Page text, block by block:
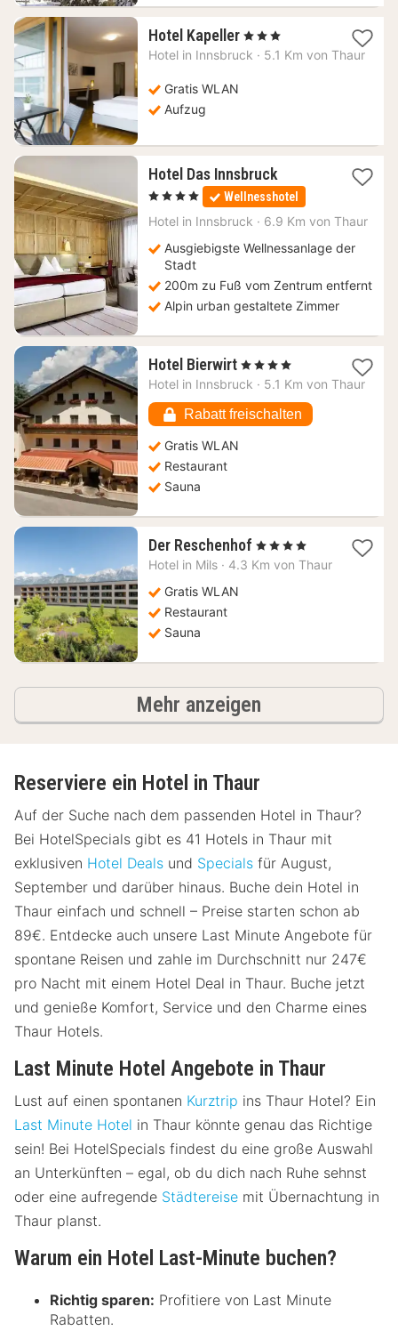
Hotel Kapeller 1
Nacht
, 3 Sterne
Hotel in Innsbruck · 5.1 Km von Thaur
Gratis WLAN
Aufzug
Hotel Das Innsbruck2
Nächte
ab
202,50
, 4 Sterne Wellnesshotel
Hotel in Innsbruck · 6.9 Km von Thaur
Ausgiebigste Wellnessanlage der
Stadt
200m zu Fuß vom Zentrum entfernt
Alpin urban gestaltete Zimmer
Hotel Bierwirt 1
Nacht
115,36
€
, 4 Sterne
Hotel in Innsbruck · 5.1 Km von Thaur
Rabatt freischalten
Gratis WLAN
Restaurant
Sauna
Der Reschenhof 1
Nacht
, 4 Sterne
Hotel in Mils · 4.3 Km von Thaur
Gratis WLAN
Restaurant
Sauna
Mehr anzeigen
Reserviere ein Hotel in Thaur
Auf der Suche nach dem passenden Hotel in Thaur?
Bei HotelSpecials gibt es 41 Hotels in Thaur mit
exklusiven Hotel Deals und Specials für August,
September und darüber hinaus. Buche dein Hotel in
Thaur einfach und schnell – Preise starten schon ab
89€. Entdecke auch unsere Last Minute Angebote für
spontane Reisen und zahle im Durchschnitt nur 247€
pro Nacht mit einem Hotel Deal in Thaur. Buche jetzt
und genieße Komfort, Service und den Charme eines
Thaur Hotels.
Last Minute Hotel Angebote in Thaur
Lust auf einen spontanen Kurztrip ins Thaur Hotel? Ein
Last Minute Hotel in Thaur könnte genau das Richtige
sein! Bei HotelSpecials findest du eine große Auswahl
an Unterkünften – egal, ob du dich nach Ruhe sehnst
oder eine aufregende Städtereise mit Übernachtung in
Thaur planst.
Warum ein Hotel Last-Minute buchen?
Richtig sparen: Profitiere von Last Minute
Rabatten.